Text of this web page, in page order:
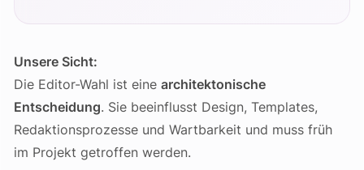
Unsere Sicht:
Die Editor-Wahl ist eine architektonische
Entscheidung. Sie beeinflusst Design, Templates,
Redaktionsprozesse und Wartbarkeit und muss früh
im Projekt getroffen werden.